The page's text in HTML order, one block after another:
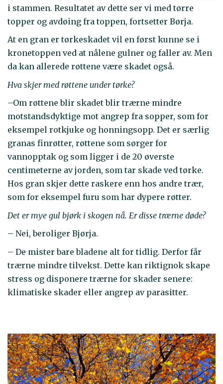
i stammen. Resultatet av dette ser vi med tørre
topper og avdøing fra toppen, fortsetter Børja.
At en gran er tørkeskadet vil en først kunne se i
kronetoppen ved at nålene gulner og faller av. Men
da kan allerede røttene være skadet også.
Hva skjer med røttene under tørke?
–Om røttene blir skadet blir trærne mindre
motstandsdyktige mot angrep fra sopper, som for
eksempel rotkjuke og honningsopp. Det er særlig
granas finrøtter, røttene som sørger for
vannopptak og som ligger i de 20 øverste
centimeterne av jorden, som tar skade ved tørke.
Hos gran skjer dette raskere enn hos andre trær,
som for eksempel furu som har dypere røtter.
Det er mye gul bjørk i skogen nå. Er disse trærne døde?
– Nei, beroliger Bjørja.
– De mister bare bladene alt for tidlig. Derfor får
trærne mindre tilvekst. Dette kan riktignok skape
stress og disponere trærne for skader senere:
klimatiske skader eller angrep av parasitter.